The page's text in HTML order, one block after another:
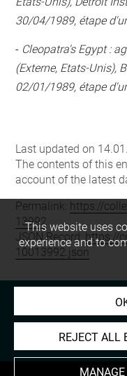
30/04/1989, étape
- Cleopatra's Egypt :
(Externe, Etats-Unis),
02/01/1989, étape
Last updated on
The contents of this
account of the latest
Permalink: https://
13992
JSON Record:https://
10013992.json
This website uses
experience and to
REJECT ALL
MANAGE